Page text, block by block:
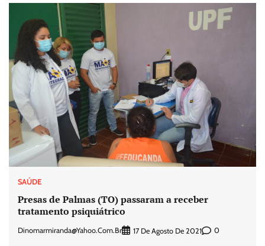
SAÚDE
Presas de Palmas (TO) passaram a receber
tratamento psiquiátrico
Dinomarmiranda@yahoo.com.br 17 De Agosto De 2021 0